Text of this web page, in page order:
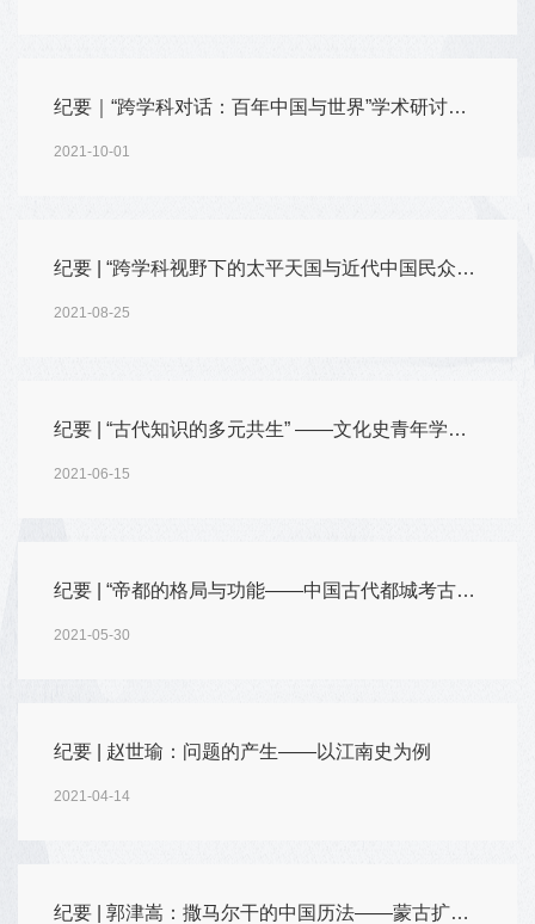
纪要｜“跨学科对话：百年中国与世界”学术研讨会第二次会议
2021-10-01
纪要 | “跨学科视野下的太平天国与近代中国民众运动”研讨会
2021-08-25
纪要 | “古代知识的多元共生” ——文化史青年学人工作坊
2021-06-15
纪要 | “帝都的格局与功能——中国古代都城考古与文献研究”国际学术研讨会
2021-05-30
纪要 | 赵世瑜：问题的产生——以江南史为例
2021-04-14
纪要 | 郭津嵩：撒马尔干的中国历法——蒙古扩张中的知识变动及其文化因素